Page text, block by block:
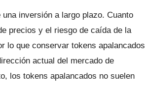
inversión a largo plazo. Cuanto
precios y el riesgo de caída de la
lo que conservar tokens apalancados
actual del mercado de
los tokens apalancados no suelen